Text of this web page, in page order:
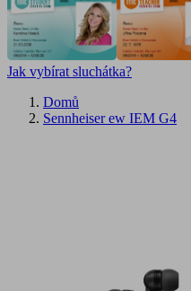
Jak vybírat sluchátka?
Domů
Sennheiser ew IEM G4